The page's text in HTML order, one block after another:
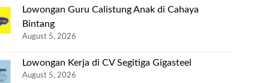
Lowongan Guru Calistung Anak di Cahaya
Bintang
August 5, 2026
Lowongan Kerja di CV Segitiga Gigasteel
August 5, 2026